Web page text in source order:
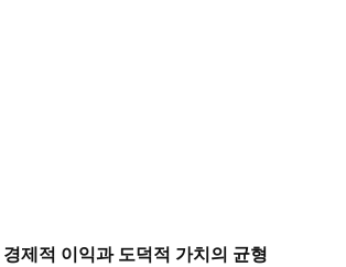
제적 이익과 도덕적 가치의 균형